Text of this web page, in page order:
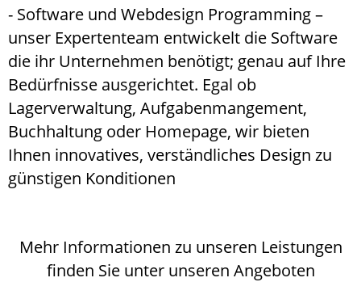
- Software und Webdesign Programming –
unser Expertenteam entwickelt die Software
die ihr Unternehmen benötigt; genau auf Ihre
Bedürfnisse ausgerichtet. Egal ob
Lagerverwaltung, Aufgabenmangement,
Buchhaltung oder Homepage, wir bieten
Ihnen innovatives, verständliches Design zu
günstigen Konditionen
Mehr Informationen zu unseren Leistungen
finden Sie unter unseren Angeboten